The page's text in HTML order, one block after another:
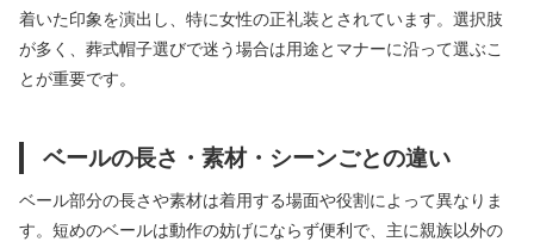
着いた印象を演出し、特に女性の正礼装とされています。選択肢
が多く、葬式帽子選びで迷う場合は用途とマナーに沿って選ぶこ
とが重要です。
ベールの長さ・素材・シーンごとの違い
ベール部分の長さや素材は着用する場面や役割によって異なりま
す。短めのベールは動作の妨げにならず便利で、主に親族以外の